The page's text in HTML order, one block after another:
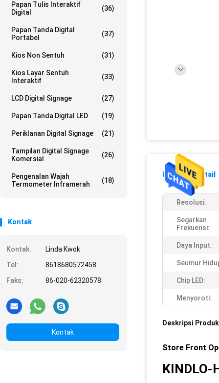
Papan Tulis Interaktif
Digital
(36)
Papan Tanda Digital
Portabel
(37)
Kios Non Sentuh (31)
Kios Layar Sentuh
Interaktif
(33)
LCD Digital Signage (27)
Papan Tanda Digital LED (19)
Periklanan Digital Signage (21)
Tampilan Digital Signage
Komersial
(26)
Pengenalan Wajah
Termometer Inframerah
(18)
Kontak
Kontak:
Linda Kwok
Tel:
8618680572458
Faks:
86-020-62320578
Kontak
Informasi Detail
Resolusi:
Segarkan
Frekuensi:
Daya Input:
Seumur
Chip LED:
Menyoroti:
Deskripsi Produk
Store Front
KINDLO-